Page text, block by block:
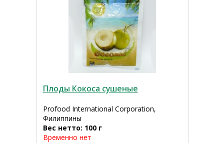
Плоды Кокоса сушеные
Profood International Corporation,
Филиппины
Вес нетто: 100 г
Временно нет